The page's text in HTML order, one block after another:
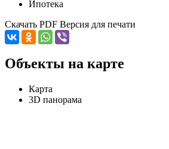
Ипотека
Скачать PDF Версия для печати
Объекты на карте
Карта
3D панорама